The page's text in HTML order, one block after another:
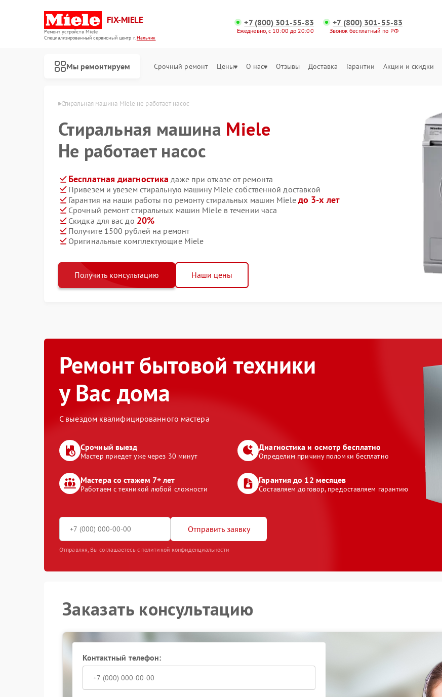
FIX-MIELE
Ремонт устройств Miele
Специализированный cервисный центр г.Нальчик
+7 (800) 301-55-83
Ежедневно, с 10:00 до 20:00
+7 (800) 301-55-83
Звонок бесплатный по РФ
Мы ремонтируем Срочный ремонт Цены О нас Отзывы Доставка Гарантии Акции и скидки
Стиральная машина Miele не работает насос
Стиральная машина Miele
Не работает насос
Бесплатная диагностика даже при отказе от ремонта
Привезем и увезем стиральную машину Miele собственной доставкой
Гарантия на наши работы по ремонту стиральных машин Miele до 3-х лет
Срочный ремонт стиральных машин Miele в течении часа
Скидка для вас до 20%
Получите 1500 рублей на ремонт
Оригинальные комплектующие Miele
Получить консультацию Наши цены
Ремонт бытовой техники
у Вас дома
С выездом квалифицированного мастера
Срочный выезд
Мастер приедет уже через 30 минут
Диагностика и осмотр бесплатно
Определим причину поломки бесплатно
Мастера со стажем 7+ лет
Работаем с техникой любой сложности
Гарантия до 12 месяцев
Составляем договор, предоставляем гарантию
Отправить заявку
Отправляя, Вы соглашаетесь с политикой конфиденциальности
Заказать консультацию
Контактный телефон: